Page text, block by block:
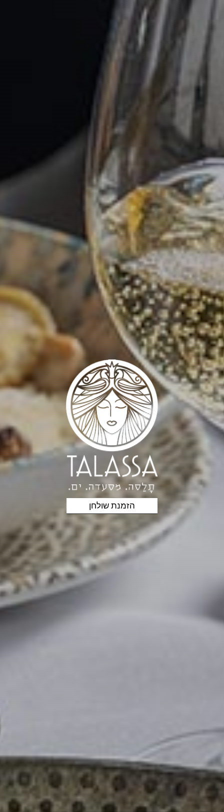
הזמנת שולחן